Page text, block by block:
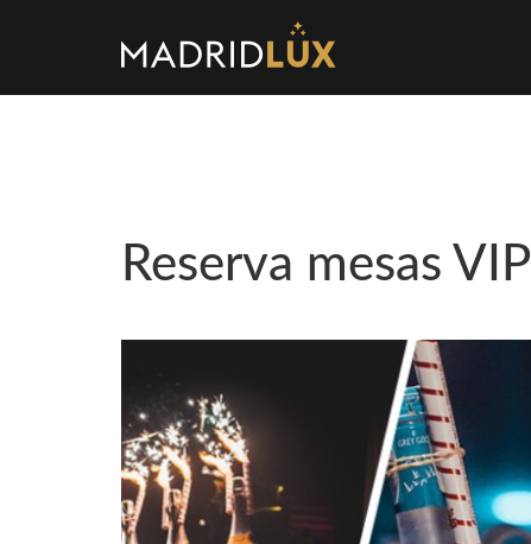
Reserva mesas VIP